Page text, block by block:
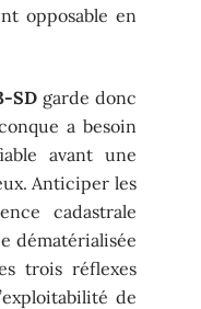
opposable en
SDgarde donc
a besoin
avant une
Anticiper les
cadastrale
dématérialisée
trois réflexes
de